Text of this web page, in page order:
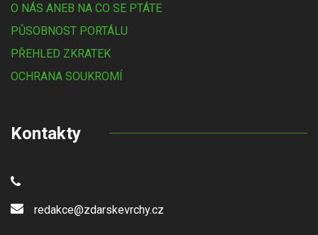
O NÁS ANEB NA CO SE PTÁTE
PŮSOBNOST PORTÁLU
PŘEHLED ZKRATEK
OCHRANA SOUKROMÍ
Kontakty
redakce@zdarskevrchy.cz